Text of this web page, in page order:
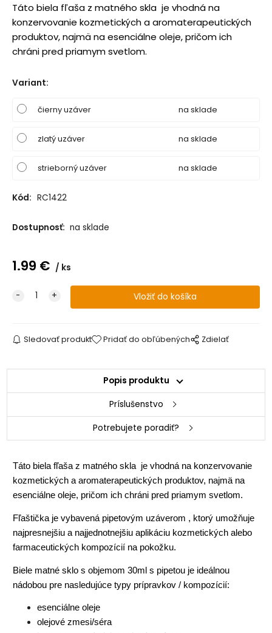
Táto biela fľaša z matného skla je vhodná na
konzervovanie kozmetických a aromaterapeutických
produktov, najmä na esenciálne oleje, pričom ich
chráni pred priamym svetlom.
Variant:
čierny uzáver na sklade
zlatý uzáver na sklade
strieborný uzáver na sklade
Kód: RC1422
Dostupnosť: na sklade
1.99 € ks
Sledovať produkt Pridať do obľúbených Zdielať
Popis produktu
Príslušenstvo
Potrebujete poradiť?
Táto biela fľaša z matného skla je vhodná na konzervovanie
kozmetických a aromaterapeutických produktov, najmä na
esenciálne oleje, pričom ich chráni pred priamym svetlom.
Fľaštička je vybavená pipetovým uzáverom , ktorý umožňuje
najpresnejšiu a najjednotnejšiu aplikáciu kozmetických alebo
farmaceutických kompozícií na pokožku.
Biele matné sklo s objemom 30ml s pipetou je ideálnou
nádobou pre nasledujúce typy prípravkov / kompozícií:
esenciálne oleje
olejové zmesi/séra